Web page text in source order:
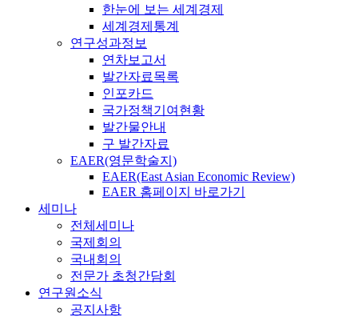
한눈에 보는 세계경제
세계경제통계
연구성과정보
연차보고서
발간자료목록
인포카드
국가정책기여현황
발간물안내
구 발간자료
EAER(영문학술지)
EAER(East Asian Economic Review)
EAER 홈페이지 바로가기
세미나
전체세미나
국제회의
국내회의
전문가 초청간담회
연구원소식
공지사항